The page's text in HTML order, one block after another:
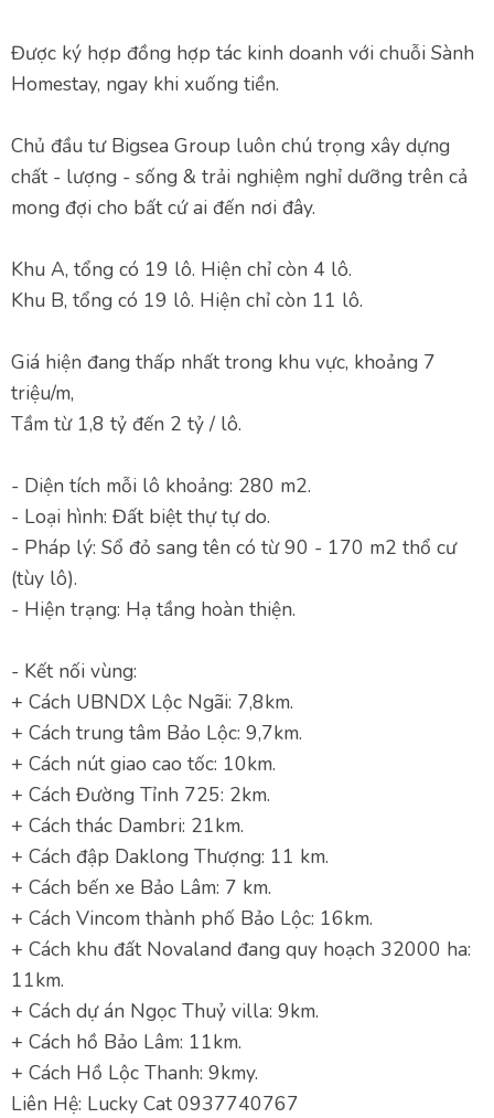
Được ký hợp đồng hợp tác kinh doanh với chuỗi Sành
Homestay, ngay khi xuống tiền.
Chủ đầu tư Bigsea Group luôn chú trọng xây dựng
chất - lượng - sống & trải nghiệm nghỉ dưỡng trên cả
mong đợi cho bất cứ ai đến nơi đây.
Khu A, tổng có 19 lô. Hiện chỉ còn 4 lô.
Khu B, tổng có 19 lô. Hiện chỉ còn 11 lô.
Giá hiện đang thấp nhất trong khu vực, khoảng 7
triệu/m,
Tầm từ 1,8 tỷ đến 2 tỷ / lô.
- Diện tích mỗi lô khoảng: 280 m2.
- Loại hình: Đất biệt thự tự do.
- Pháp lý: Sổ đỏ sang tên có từ 90 - 170 m2 thổ cư
(tùy lô).
- Hiện trạng: Hạ tầng hoàn thiện.
- Kết nối vùng:
+ Cách UBNDX Lộc Ngãi: 7,8km.
+ Cách trung tâm Bảo Lộc: 9,7km.
+ Cách nút giao cao tốc: 10km.
+ Cách Đường Tỉnh 725: 2km.
+ Cách thác Dambri: 21km.
+ Cách đập Daklong Thượng: 11 km.
+ Cách bến xe Bảo Lâm: 7 km.
+ Cách Vincom thành phố Bảo Lộc: 16km.
+ Cách khu đất Novaland đang quy hoạch 32000 ha:
11km.
+ Cách dự án Ngọc Thuỷ villa: 9km.
+ Cách hồ Bảo Lâm: 11km.
+ Cách Hồ Lộc Thanh: 9kmy.
Liên Hệ: Lucky Cat 0937740767